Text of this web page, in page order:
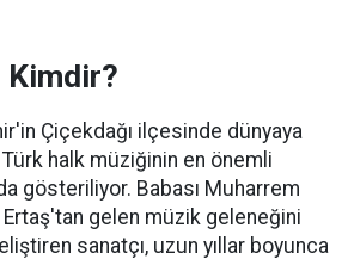
Kimdir?
Çiçekdağı ilçesinde dünyaya
halk müziğinin en önemli
gösteriliyor. Babası Muharrem
Ertaş'tan gelen müzik geleneğini
sanatçı, uzun yıllar boyunca